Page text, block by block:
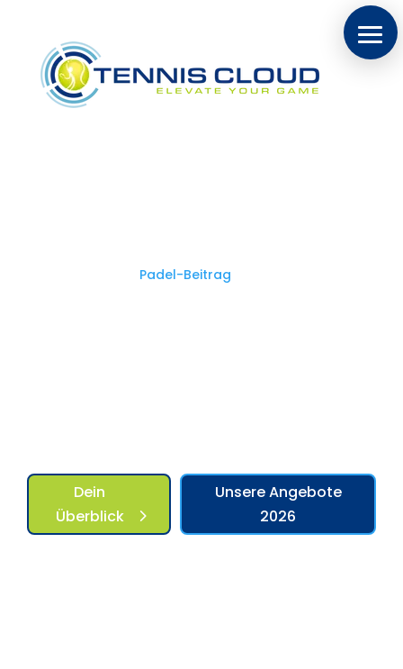
Padel-Beitrag
Dein
Überblick
Unsere Angebote
2026